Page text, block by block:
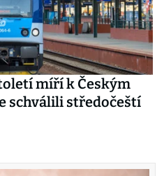
míří k Českým
schválili středočeští